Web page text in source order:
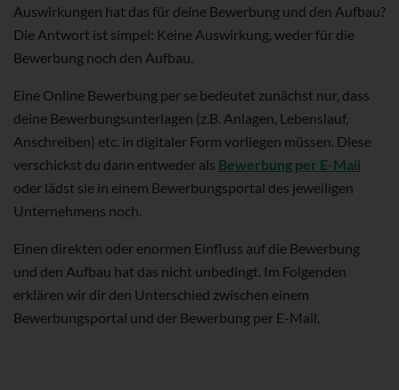
Auswirkungen hat das für deine Bewerbung und den Aufbau?
Die Antwort ist simpel: Keine Auswirkung, weder für die
Bewerbung noch den Aufbau.
Eine Online Bewerbung per se bedeutet zunächst nur, dass
deine Bewerbungsunterlagen (z.B. Anlagen, Lebenslauf,
Anschreiben) etc. in digitaler Form vorliegen müssen. Diese
verschickst du dann entweder als Bewerbung per E-Mail
oder lädst sie in einem Bewerbungsportal des jeweiligen
Unternehmens noch.
Einen direkten oder enormen Einfluss auf die Bewerbung
und den Aufbau hat das nicht unbedingt. Im Folgenden
erklären wir dir den Unterschied zwischen einem
Bewerbungsportal und der Bewerbung per E-Mail.